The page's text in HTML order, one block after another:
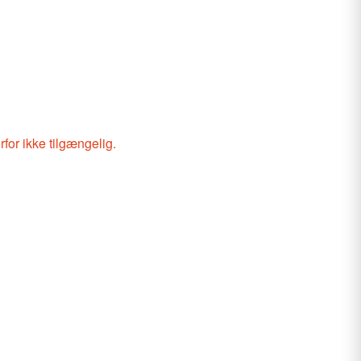
ikke tilgængelig.